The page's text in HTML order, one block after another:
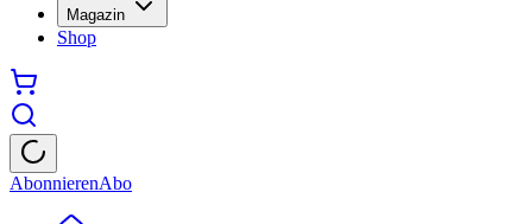
Magazin
Shop
AbonnierenAbo